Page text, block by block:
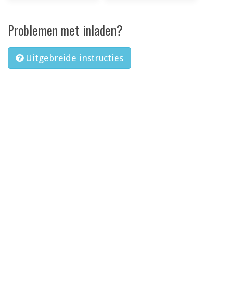
Problemen met inladen?
Uitgebreide instructies